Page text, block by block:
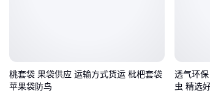
葡萄、苹果等薄皮水果：优先选
，这类材质能平衡透气
桃套袋 果袋供应 运输方式货运 枇杷套袋
苹果袋防鸟
透气环
虫 精选